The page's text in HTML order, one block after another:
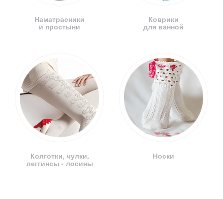
Наматрасники
и простыни
Колготки, чулки,
леггинсы - лосины
Коврики
для ванной
Носки